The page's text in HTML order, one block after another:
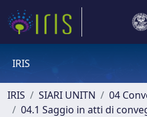
IRIS
IRIS SIARI UNITN
04
04.1 Saggio in atti di